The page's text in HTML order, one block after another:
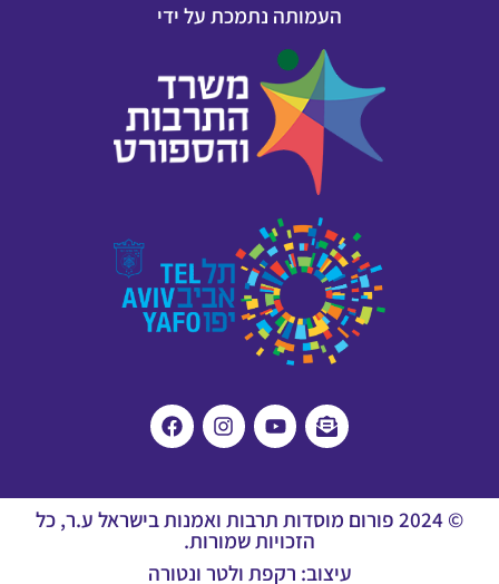
העמותה נתמכת על ידי
עיצוב: רקפת ולטר ונטורה
© 2024 פורום מוסדות תרבות ואמנות בישראל ע.ר, כל
הזכויות שמורות.